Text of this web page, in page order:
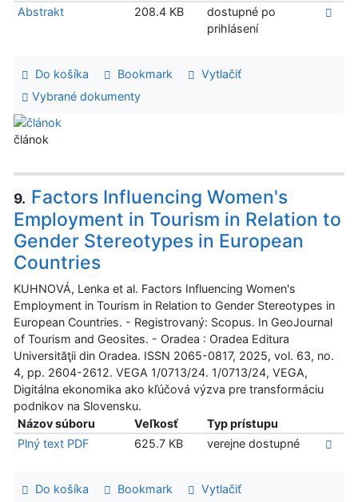
Abstrakt
208.4 KB
dostupné po
prihlásení
Do košíka Bookmark
Vytlačiť
Vybrané dokumenty
článok
9. Factors Influencing Women's
Employment in Tourism in Relation to
Gender Stereotypes in European
Countries
KUHNOVÁ, Lenka et al. Factors Influencing Women's
Employment in Tourism in Relation to Gender Stereotypes in
European Countries. - Registrovaný: Scopus. In GeoJournal
of Tourism and Geosites. - Oradea : Oradea Editura
Universităţii din Oradea. ISSN 2065-0817, 2025, vol. 63, no.
4, pp. 2604-2612. VEGA 1/0713/24. 1/0713/24, VEGA,
Digitálna ekonomika ako kľúčová výzva pre transformáciu
podnikov na Slovensku.
Názov súboru
Veľkosť
Typ prístupu
Plný text PDF
625.7 KB verejne dostupné
Do košíka Bookmark
Vytlačiť